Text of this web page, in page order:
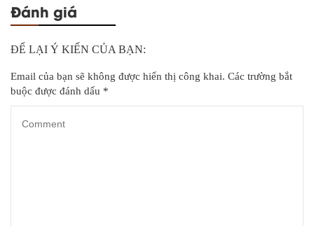
Đánh giá
ĐỂ LẠI Ý KIẾN CỦA BẠN:
Email của bạn sẽ không được hiển thị công khai. Các trường bắt
buộc được đánh dấu *